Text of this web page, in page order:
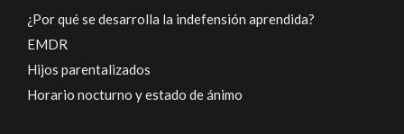
¿Por qué se desarrolla la indefensión aprendida?
EMDR
Hijos parentalizados
Horario nocturno y estado de ánimo